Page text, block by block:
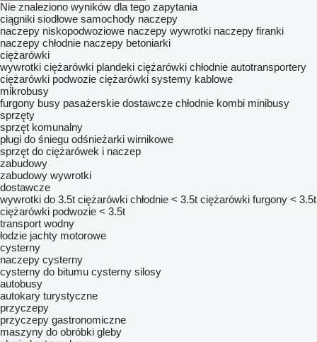
Nie znaleziono wyników dla tego zapytania
ciągniki siodłowe samochody naczepy
naczepy niskopodwoziowe naczepy wywrotki naczepy firanki
naczepy chłodnie naczepy betoniarki
ciężarówki
wywrotki ciężarówki plandeki ciężarówki chłodnie autotransportery
ciężarówki podwozie ciężarówki systemy kablowe
mikrobusy
furgony busy pasażerskie dostawcze chłodnie kombi minibusy
sprzęty
sprzęt komunalny
pługi do śniegu odśnieżarki wirnikowe
sprzęt do ciężarówek i naczep
zabudowy
zabudowy wywrotki
dostawcze
wywrotki do 3.5t ciężarówki chłodnie < 3.5t ciężarówki furgony < 3.5t
ciężarówki podwozie < 3.5t
transport wodny
łodzie jachty motorowe
cysterny
naczepy cysterny
cysterny do bitumu cysterny silosy
autobusy
autokary turystyczne
przyczepy
przyczepy gastronomiczne
maszyny do obróbki gleby